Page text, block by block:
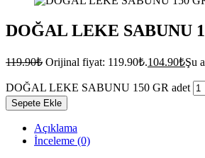
DOĞAL LEKE SABUNU
119.90₺ Orijinal fiyat: 119.90₺.104.90₺Şu
DOĞAL LEKE SABUNU 150 GR adet
Sepete Ekle
Açıklama
İnceleme (0)